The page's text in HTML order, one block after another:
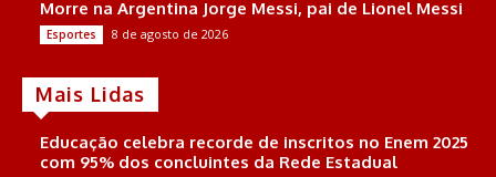
Morre na Argentina Jorge Messi, pai de Lionel Messi
Esportes 8 de agosto de 2026
Mais Lidas
Educação celebra recorde de inscritos no Enem 2025
com 95% dos concluintes da Rede Estadual